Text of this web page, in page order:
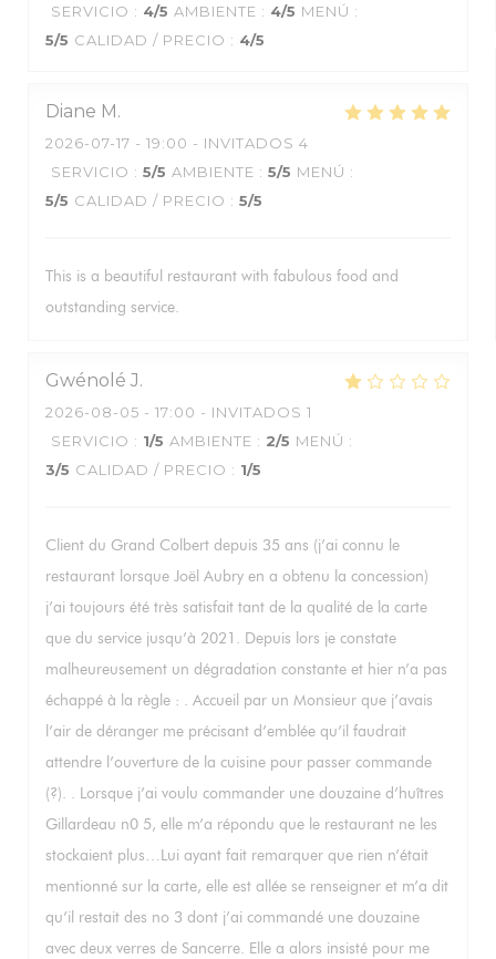
SERVICIO : 4/5 AMBIENTE : 4/5 MENÚ :
5/5 CALIDAD / PRECIO : 4/5
Diane M
2026-07-17 - 19:00 - INVITADOS 4
SERVICIO : 5/5 AMBIENTE : 5/5 MENÚ :
5/5 CALIDAD / PRECIO : 5/5
This is a beautiful restaurant with fabulous food and
outstanding service.
Gwénolé J
2026-08-05 - 17:00 - INVITADOS 1
SERVICIO : 1/5 AMBIENTE : 2/5 MENÚ :
3/5 CALIDAD / PRECIO : 1/5
Client du Grand Colbert depuis 35 ans (j’ai connu le
restaurant lorsque Joël Aubry en a obtenu la concession)
j’ai toujours été très satisfait tant de la qualité de la carte
que du service jusqu’à 2021. Depuis lors je constate
malheureusement un dégradation constante et hier n’a pas
échappé à la règle : . Accueil par un Monsieur que j’avais
l’air de déranger me précisant d’emblée qu’il faudrait
attendre l’ouverture de la cuisine pour passer commande
(?). . Lorsque j’ai voulu commander une douzaine d’huîtres
Gillardeau n0 5, elle m’a répondu que le restaurant ne les
stockaient plus…Lui ayant fait remarquer que rien n’était
mentionné sur la carte, elle est allée se renseigner et m’a dit
qu’il restait des no 3 dont j’ai commandé une douzaine
avec deux verres de Sancerre. Elle a alors insisté pour me